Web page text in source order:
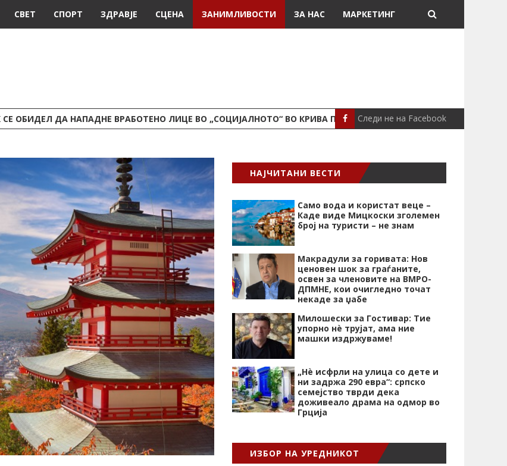
СВЕТ СПОРТ ЗДРАВЈЕ СЦЕНА ЗАНИМЛИВОСТИ ЗА НАС МАРКЕТИНГ
ОБИДЕЛ ДА НАПАДНЕ ВРАБОТЕНО ЛИЦЕ ВО „СОЦИЈАЛНОТО“ ВО КРИВА ПАЛАНКА ЛОКАЛНО ПОЖАР ВО
Следи не на Facebook
НАЈЧИТАНИ ВЕСТИ
Само вода и користат веце –
Каде виде Мицкоски зголемен
број на туристи – не знам
Макрадули за горивата: Нов
ценовен шок за граѓаните,
освен за членовите на ВМРО-
ДПМНЕ, кои очигледно точат
некаде за џабе
Милошески за Гостивар: Тие
упорно нѐ трујат, ама ние
машки издржуваме!
„Нѐ исфрли на улица со дете и
ни задржа 290 евра“: српско
семејство тврди дека
доживеало драма на одмор во
Грција
ИЗБОР НА УРЕДНИКОТ